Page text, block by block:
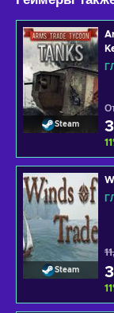
Steam
11
Steam
11